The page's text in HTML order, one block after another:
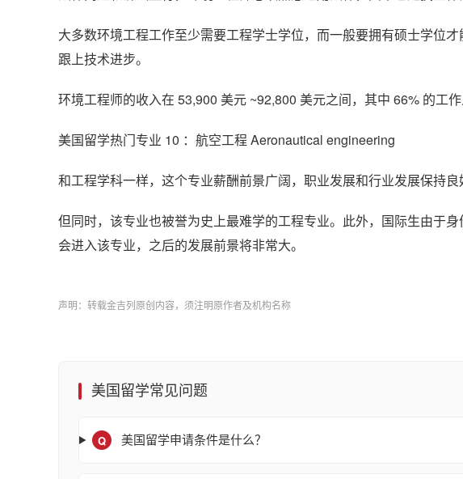
大多数环境工程工作至少需要工程学士学位，而一般要拥有硕士学位
跟上技术进步。
环境工程师的收入在 53,900 美元 ~92,800 美元之间，其中 66% 的工
美国留学热门专业 10 ：航空工程 Aeronautical engineering
和工程学科一样，这个专业薪酬前景广阔，职业发展和行业发展保持良
但同时，该专业也被誉为史上最难学的工程专业。此外，国际生由于
会进入该专业，之后的发展前景将非常大。
声明：转载金吉列原创内容，须注明原作者及机构名称
美国留学常见问题
Q 美国留学申请条件是什么？